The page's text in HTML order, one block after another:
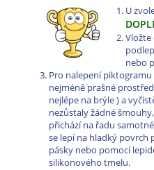
U
Vložte
nebo
Pro nalepení
nejméně prašné
nejlépe na brýle ) a
nezůstaly žádné
přichází na řadu
se lepí na hladký povrch
pásky nebo pomocí
silikonového tmelu.